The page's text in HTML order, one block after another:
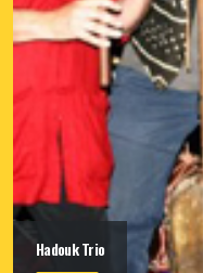
Hadouk Trio